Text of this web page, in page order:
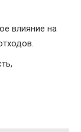
влияние на